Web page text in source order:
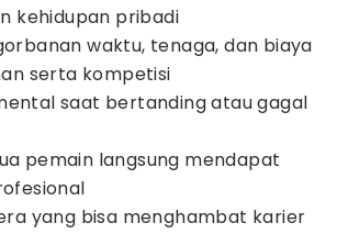
kehidupan pribadi
waktu, tenaga, dan biaya
serta kompetisi
saat bertanding atau gagal
pemain langsung mendapat
yang bisa menghambat karier